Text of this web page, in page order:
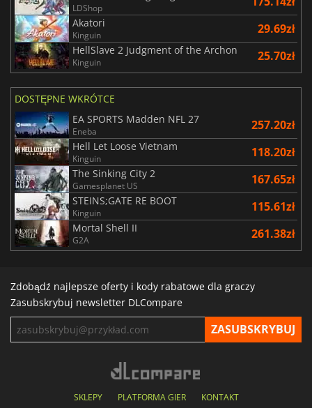
LDShop
Akatori
Kinguin 29.69zł
HellSlave 2 Judgment of the Archon
Kinguin 25.70zł
DOSTĘPNE WKRÓTCE
EA SPORTS Madden NFL 27
Eneba 257.20zł
Hell Let Loose Vietnam
Kinguin 118.20zł
The Sinking City 2
Gamesplanet US 167.65zł
STEINS;GATE RE BOOT
Kinguin 115.61zł
Mortal Shell II
G2A 261.38zł
Zdobądź najlepsze oferty i kody rabatowe dla graczy
Zasubskrybuj newsletter DLCompare
SKLEPY PLATFORMA GIER KONTAKT